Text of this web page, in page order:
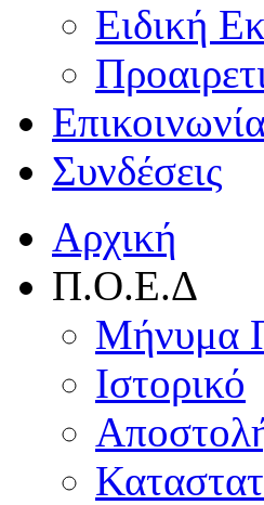
Ειδική
Συνδέσεις
Αρχική
Π.Ο.Ε.Δ
Μήνυμα
Ιστορικό